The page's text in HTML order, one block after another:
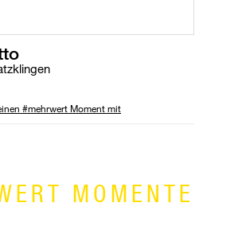
#mehrwert Moment mit
MOMENTE